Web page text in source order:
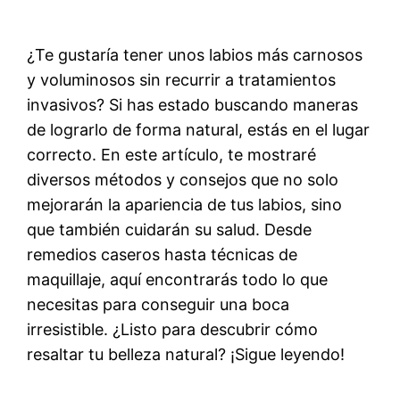
¿Te gustaría tener unos labios más carnosos
y voluminosos sin recurrir a tratamientos
invasivos? Si has estado buscando maneras
de lograrlo de forma natural, estás en el lugar
correcto. En este artículo, te mostraré
diversos métodos y consejos que no solo
mejorarán la apariencia de tus labios, sino
que también cuidarán su salud. Desde
remedios caseros hasta técnicas de
maquillaje, aquí encontrarás todo lo que
necesitas para conseguir una boca
irresistible. ¿Listo para descubrir cómo
resaltar tu belleza natural? ¡Sigue leyendo!